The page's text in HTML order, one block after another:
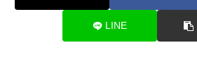
LINE